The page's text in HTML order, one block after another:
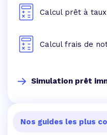
Calcul prêt à
Calcul frais de
Simulation prêt
Nos guides les plus